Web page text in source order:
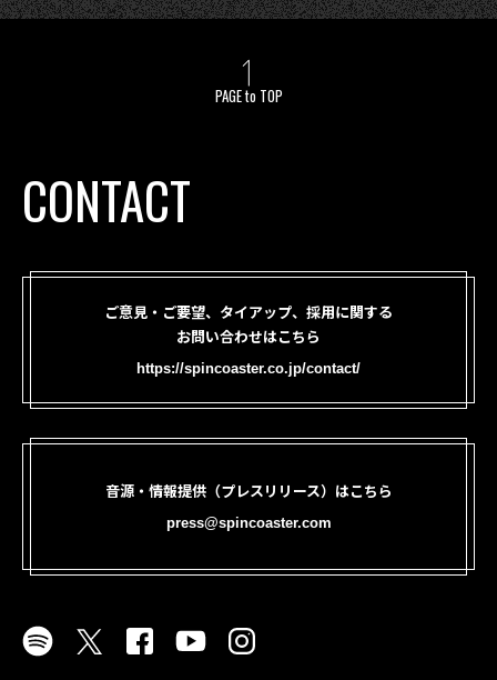
PAGE to TOP
CONTACT
ご意見・ご要望、タイアップ、採用に関する
お問い合わせはこちら
https://spincoaster.co.jp/contact/
音源・情報提供（プレスリリース）はこちら
press@spincoaster.com